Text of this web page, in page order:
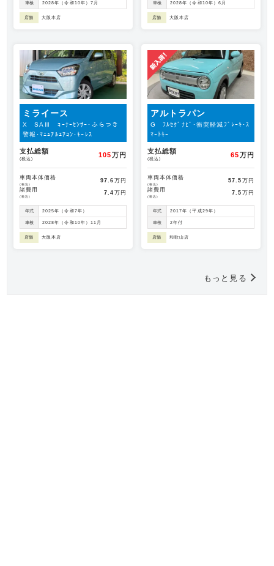
車検 2028年（令和10年）7月
店舗 大阪本店
車検 2028年（令和10年）6月
店舗 大阪本店
ミライース
X SAⅢ ｺｰﾅｰｾﾝｻｰ･ふらつき
警報･ﾏﾆｭｱﾙｴｱｺﾝ･ｷｰﾚｽ
支払総額
(税込)
105万円
車両本体価格
(税込)
97.6 万円
諸費用
(税込)
7.4 万円
年式 2025年（令和7年）
車検 2028年（令和10年）11月
店舗 大阪本店
アルトラパン
G ﾌﾙｾｸﾞﾅﾋﾞ･衝突軽減ﾌﾞﾚｰｷ･ｽ
ﾏｰﾄｷｰ
支払総額
(税込)
65万円
車両本体価格
(税込)
57.5 万円
諸費用
(税込)
7.5 万円
年式 2017年（平成29年）
車検 2年付
店舗 和歌山店
もっと見る